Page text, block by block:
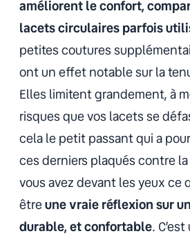
améliorent le confort,
lacets circulaires parfois
petites coutures
ont un effet notable sur la
Elles limitent grandement, à
risques que vos lacets se
cela le petit passant qui a
ces derniers plaqués contre
vous avez devant les yeux ce
êtreune vraie réflexion sur
durable, et confortable.